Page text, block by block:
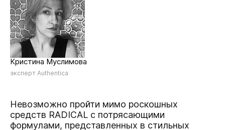
Кристина Муслимова
эксперт Authentica
Невозможно пройти мимо роскошных
средств RADICAL с потрясающими
формулами, представленных в стильных